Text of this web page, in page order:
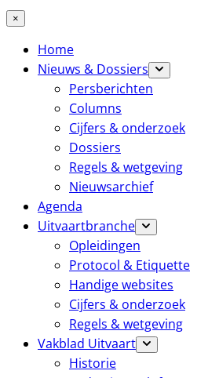
×
Home
Nieuws & Dossiers
Persberichten
Columns
Cijfers & onderzoek
Dossiers
Regels & wetgeving
Nieuwsarchief
Agenda
Uitvaartbranche
Opleidingen
Protocol & Etiquette
Handige websites
Cijfers & onderzoek
Regels & wetgeving
Vakblad Uitvaart
Historie